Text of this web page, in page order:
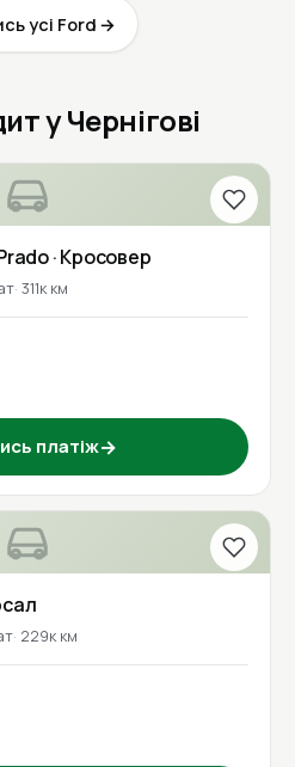
усі Ford →
у Чернігові
· Кросовер
311к км
платіж→
229к км